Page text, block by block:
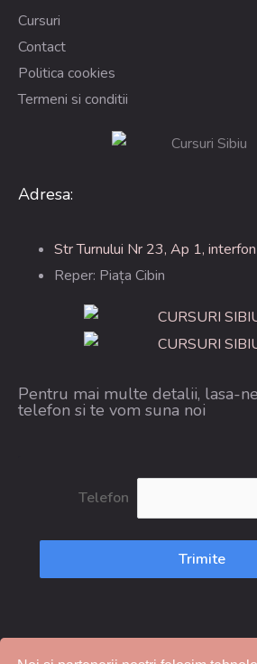
Cursuri
Contact
Politica cookies
Termeni si conditii
Adresa:
Str Turnului Nr 23, Ap 1,
Reper: Piața Cibin
Pentru mai multe detalii, lasa-
telefon si te vom suna noi
Telefon
Trimite